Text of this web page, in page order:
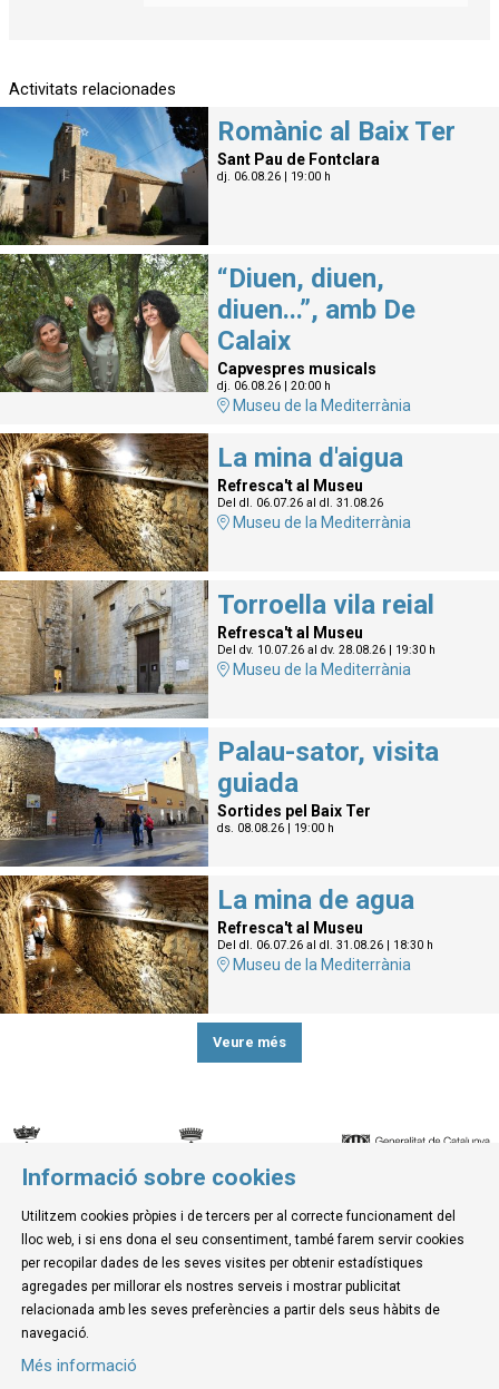
Activitats relacionades
Romànic al Baix Ter
Sant Pau de Fontclara
dj. 06.08.26| 19:00 h
“Diuen, diuen,
diuen...”, amb De
Calaix
Capvespres musicals
dj. 06.08.26| 20:00 h
Museu de la Mediterrània
La mina d'aigua
Refresca't al Museu
Del dl. 06.07.26al dl. 31.08.26
Museu de la Mediterrània
Torroella vila reial
Refresca't al Museu
Del dv. 10.07.26al dv. 28.08.26| 19:30 h
Museu de la Mediterrània
Palau-sator, visita
guiada
Sortides pel Baix Ter
ds. 08.08.26| 19:00 h
La mina de agua
Refresca't al Museu
Del dl. 06.07.26al dl. 31.08.26| 18:30 h
Museu de la Mediterrània
Veure més
© Museu de la Mediterrània
C. d'Ullà, 27-31 | 17257 Torroella de Montgrí
Tel. 972 755 180 a/e: info@museudelamediterrania.cat
|
Informació sobre cookies
Utilitzem cookies pròpies i de tercers per al correcte funcionament del
lloc web, i si ens dona el seu consentiment, també farem servir cookies
per recopilar dades de les seves visites per obtenir estadístiques
agregades per millorar els nostres serveis i mostrar publicitat
relacionada amb les seves preferències a partir dels seus hàbits de
navegació.
Més informació